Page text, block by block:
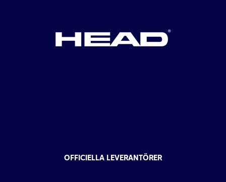
OFFICIELLA LEVERANTÖRER